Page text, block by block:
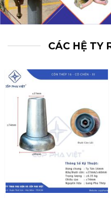
CÁC HỆ TY